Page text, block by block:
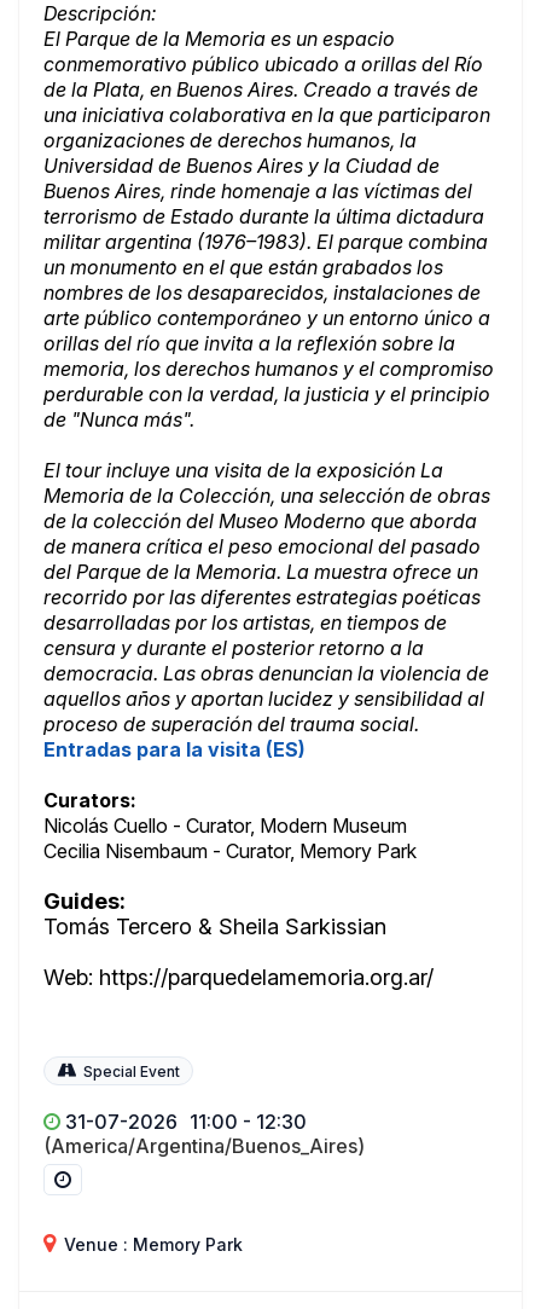
Descripción:
El Parque de la Memoria es un espacio
conmemorativo público ubicado a orillas del Río
de la Plata, en Buenos Aires. Creado a través de
una iniciativa colaborativa en la que participaron
organizaciones de derechos humanos, la
Universidad de Buenos Aires y la Ciudad de
Buenos Aires, rinde homenaje a las víctimas del
terrorismo de Estado durante la última dictadura
militar argentina (1976–1983). El parque combina
un monumento en el que están grabados los
nombres de los desaparecidos, instalaciones de
arte público contemporáneo y un entorno único a
orillas del río que invita a la reflexión sobre la
memoria, los derechos humanos y el compromiso
perdurable con la verdad, la justicia y el principio
de "Nunca más".
El tour incluye una visita de la exposición La
Memoria de la Colección, una selección de obras
de la colección del Museo Moderno que aborda
de manera crítica el peso emocional del pasado
del Parque de la Memoria. La muestra ofrece un
recorrido por las diferentes estrategias poéticas
desarrolladas por los artistas, en tiempos de
censura y durante el posterior retorno a la
democracia. Las obras denuncian la violencia de
aquellos años y aportan lucidez y sensibilidad al
proceso de superación del trauma social.
Entradas para la visita (ES)
Curators:
Nicolás Cuello - Curator, Modern Museum
Cecilia Nisembaum - Curator, Memory Park
Guides:
Tomás Tercero & Sheila Sarkissian
Web: https://parquedelamemoria.org.ar/
Special Event
31-07-2026 11:00 - 12:30
(America/Argentina/Buenos_Aires)
Venue : Memory Park